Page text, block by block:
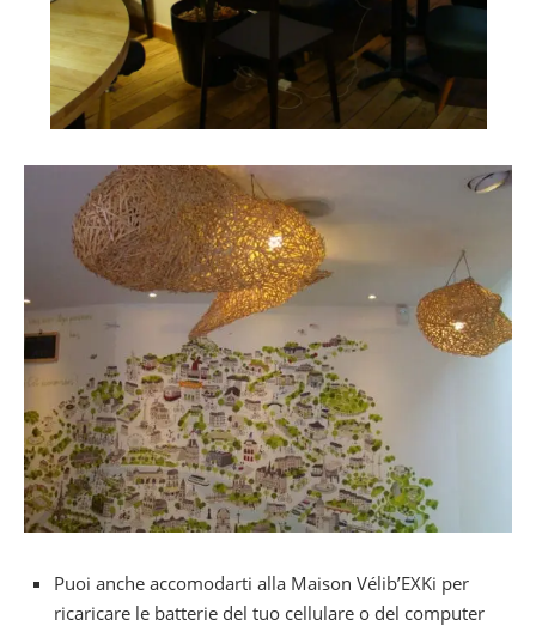
Puoi anche accomodarti alla Maison Vélib’EXKi per
ricaricare le batterie del tuo cellulare o del computer